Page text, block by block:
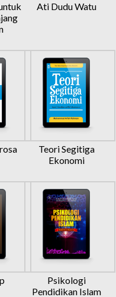
Ati Dudu Watu
Teori Segitiga
Ekonomi
Psikologi
Pendidikan Islam